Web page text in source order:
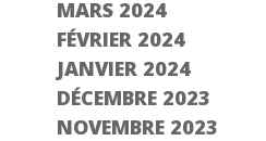
MARS 2024
FÉVRIER 2024
JANVIER 2024
DÉCEMBRE 2023
NOVEMBRE 2023